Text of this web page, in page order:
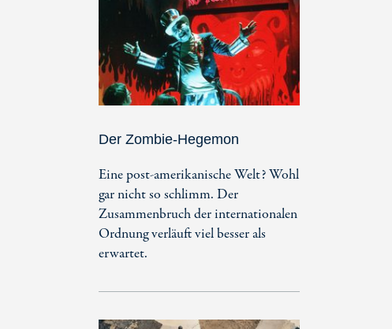
Der Zombie-Hegemon
Eine post-amerikanische Welt? Wohl
gar nicht so schlimm. Der
Zusammenbruch der internationalen
Ordnung verläuft viel besser als
erwartet.